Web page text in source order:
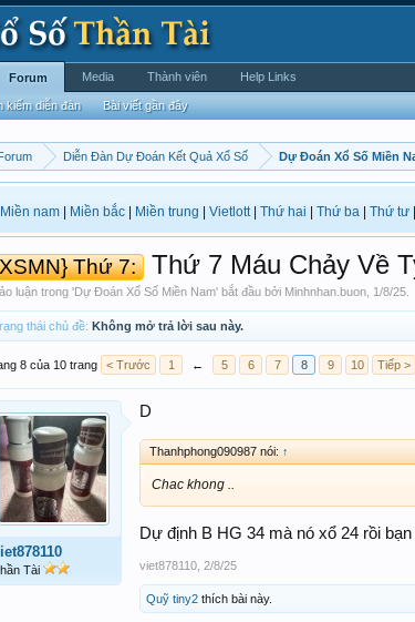
Diễn Đàn Dự Đoán Kết Quả Xổ Số Dự Đoán Xổ Số Miền
Miền nam Miền bắc Miền trung Vietlott| Thứ hai Thứ ba Thứ tư
Thứ 7: Thứ 7 Máu Chảy Về
luận trong 'Dự Đoán Xổ Số Miền Nam' bắt đầu bởi Minhnhan.buon 1/8/25
thái chủ đề: Không mở trả lời sau này.
8 của 10 trang < Trước 1 ← 5 6 7 8 9 10 Tiếp >
Tài
D
Thanhphong090987 nói: ↑
Chac khong ..
Dự định B HG 34 mà nó xổ 24 rồi
viet878110 2/8/25
Quỹ tiny2 thích bài này.
Forum
kiếm diễn đàn Bài viết gần đây
Media Thành viên Help Links